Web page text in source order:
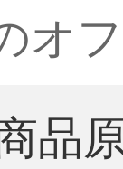
オ
品